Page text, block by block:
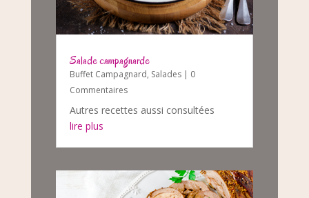
Salade campagnarde
Buffet Campagnard, Salades| 0
Commentaires
Autres recettes aussi consultées
lire plus